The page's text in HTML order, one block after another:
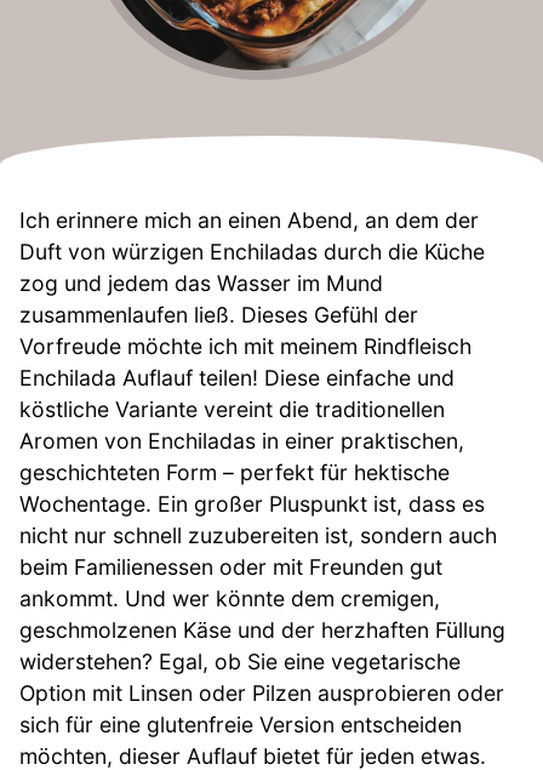
Ich erinnere mich an einen Abend, an dem der
Duft von würzigen Enchiladas durch die Küche
zog und jedem das Wasser im Mund
zusammenlaufen ließ. Dieses Gefühl der
Vorfreude möchte ich mit meinem Rindfleisch
Enchilada Auflauf teilen! Diese einfache und
köstliche Variante vereint die traditionellen
Aromen von Enchiladas in einer praktischen,
geschichteten Form – perfekt für hektische
Wochentage. Ein großer Pluspunkt ist, dass es
nicht nur schnell zuzubereiten ist, sondern auch
beim Familienessen oder mit Freunden gut
ankommt. Und wer könnte dem cremigen,
geschmolzenen Käse und der herzhaften Füllung
widerstehen? Egal, ob Sie eine vegetarische
Option mit Linsen oder Pilzen ausprobieren oder
sich für eine glutenfreie Version entscheiden
möchten, dieser Auflauf bietet für jeden etwas.